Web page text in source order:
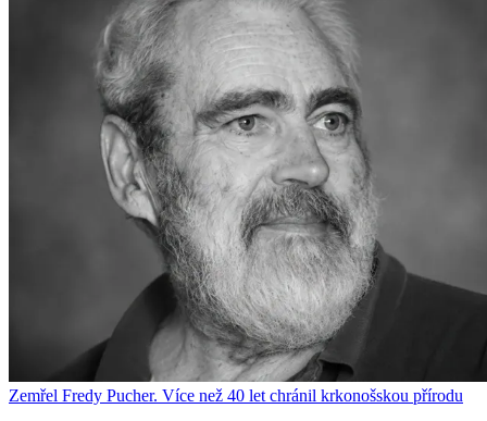
Zemřel Fredy Pucher. Více než 40 let chránil krkonošskou přírodu